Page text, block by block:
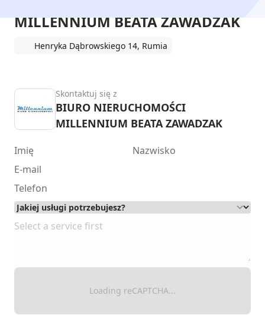
MILLENNIUM BEATA ZAWADZAK
Henryka Dąbrowskiego 14, Rumia
Skontaktuj się z
BIURO NIERUCHOMOŚCI
MILLENNIUM BEATA ZAWADZAK
Loading reCAPTCHA...